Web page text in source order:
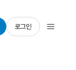
로그인